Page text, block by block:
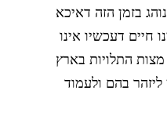
בזמן הזה דאיכא
חיים דעכשיו אינו
התלויות בארץ
ליזהר בהם ולעמוד